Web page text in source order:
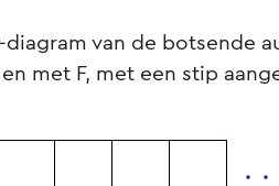
diagram van de botsende
met F, met een stip